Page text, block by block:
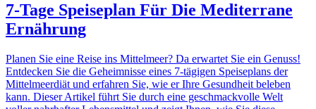
7-Tage Speiseplan Für Die Mediterrane
Ernährung
Planen Sie eine Reise ins Mittelmeer? Da erwartet Sie ein Genuss!
Entdecken Sie die Geheimnisse eines 7-tägigen Speiseplans der
Mittelmeerdiät und erfahren Sie, wie er Ihre Gesundheit beleben
kann. Dieser Artikel führt Sie durch eine geschmackvolle Welt